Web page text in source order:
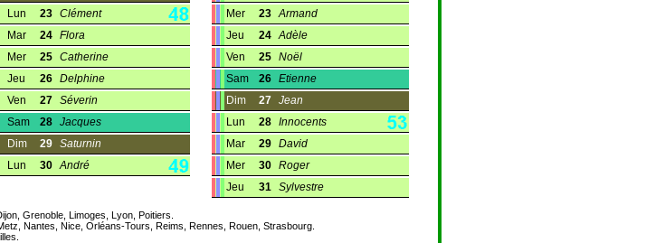
Lun
23 Clément
Mar
24 Flora
Mer
25 Catherine
Jeu
26 Delphine
Ven
27 Séverin
Sam
28 Jacques
Dim
29 Saturnin
Lun
30 André
Mer
23 Armand
Jeu
24 Adèle
Ven
25 Noël
Sam
26 Etienne
Dim
27 Jean
Lun
28 Innocents
Mar
29 David
Mer
30 Roger
Jeu
31 Sylvestre
Grenoble, Limoges, Lyon, Poitiers.
Nantes, Nice, Orléans-Tours, Reims, Rennes, Rouen, Strasbourg.